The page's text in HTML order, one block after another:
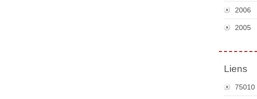
2006
2005
Liens
75010